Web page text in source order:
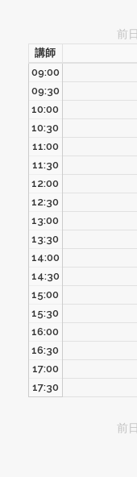
前日
講師
09:00
09:30
10:00
10:30
11:00
11:30
12:00
12:30
13:00
13:30
14:00
14:30
15:00
15:30
16:00
16:30
17:00
17:30
前日